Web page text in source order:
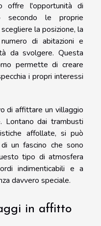
offre l'opportunità di
secondo le proprie
la posizione, la
di abitazioni e
da svolgere. Questa
permette di creare
i propri interessi
di affittare un villaggio
Lontano dai trambusti
affollate, si può
un fascino che sono
tipo di atmosfera
indimenticabili e a
davvero speciale.
in affitto